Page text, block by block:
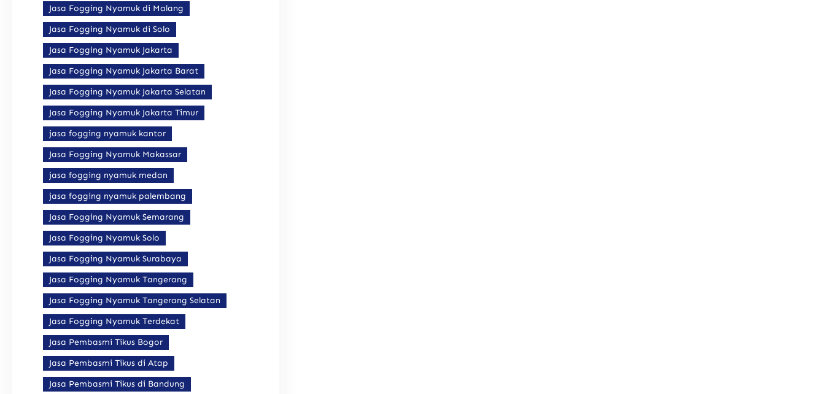
Jasa Fogging Nyamuk di Malang
Jasa Fogging Nyamuk di Solo
Jasa Fogging Nyamuk Jakarta
Jasa Fogging Nyamuk Jakarta Barat
Jasa Fogging Nyamuk Jakarta Selatan
Jasa Fogging Nyamuk Jakarta Timur
jasa fogging nyamuk kantor
Jasa Fogging Nyamuk Makassar
jasa fogging nyamuk medan
jasa fogging nyamuk palembang
Jasa Fogging Nyamuk Semarang
Jasa Fogging Nyamuk Solo
Jasa Fogging Nyamuk Surabaya
Jasa Fogging Nyamuk Tangerang
Jasa Fogging Nyamuk Tangerang Selatan
Jasa Fogging Nyamuk Terdekat
Jasa Pembasmi Tikus Bogor
Jasa Pembasmi Tikus di Atap
Jasa Pembasmi Tikus di Bandung